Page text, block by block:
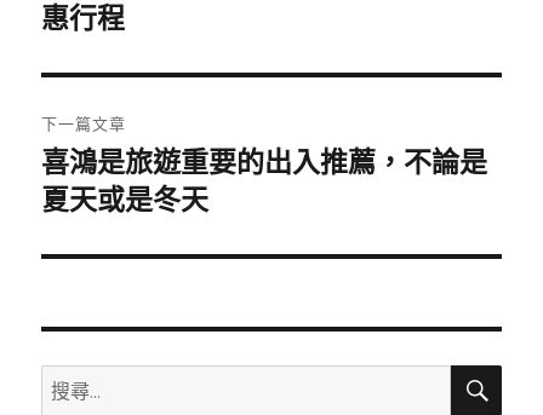
導
覽
一
文
章:
惠行程
下一篇文章
下
一
文
喜鴻是旅遊重要的出入推薦，不論是
夏天或是冬天
搜
搜